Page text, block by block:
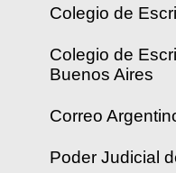
Colegio de
Colegio de
Buenos Aires
Correo
Poder Judicial